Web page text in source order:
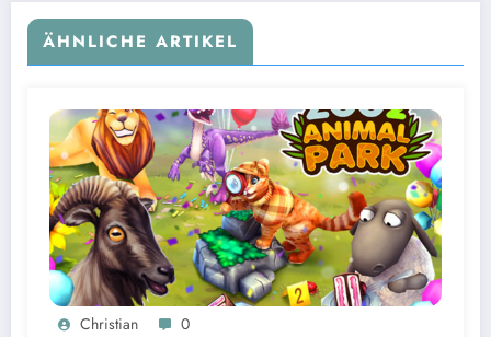
ÄHNLICHE ARTIKEL
Christian 0